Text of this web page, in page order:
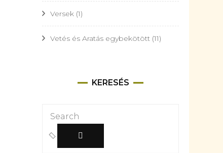
Versek (1)
Vetés és Aratás egybekötött (11)
KERESÉS